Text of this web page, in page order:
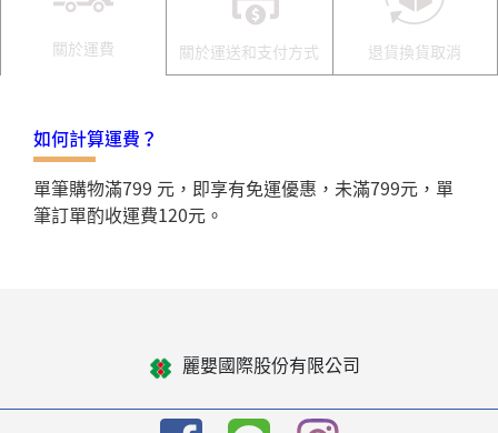
關於運費 關於運送和支付方式 退貨換貨取消
如何計算運費？
單筆購物滿799 元，即享有免運優惠，未滿799元，單
筆訂單酌收運費120元。
麗嬰國際股份有限公司